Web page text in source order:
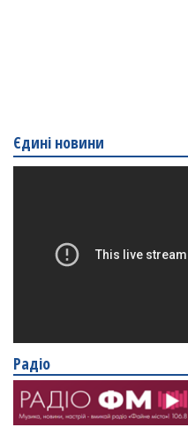
Єдині новини
Радіо